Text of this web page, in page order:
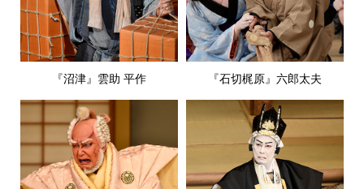
『沼津』雲助 平作 『石切梶原』六郎太夫